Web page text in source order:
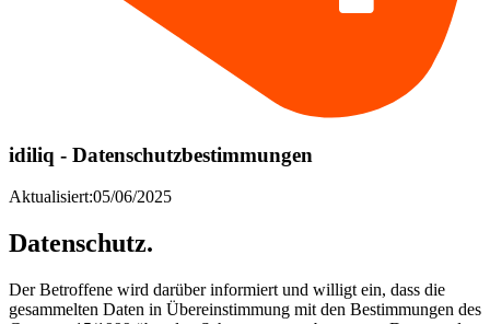
idiliq - Datenschutzbestimmungen
Aktualisiert:05/06/2025
Datenschutz.
Der Betroffene wird darüber informiert und willigt ein, dass die
gesammelten Daten in Übereinstimmung mit den Bestimmungen des